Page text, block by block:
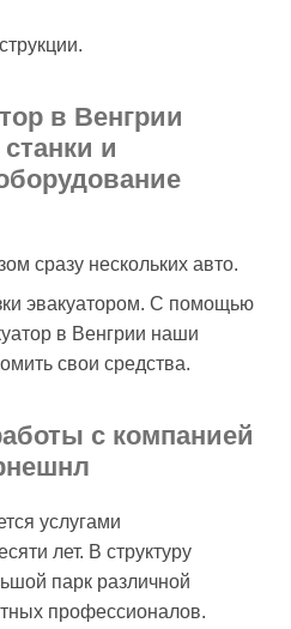
в Венгрии
и
сразу нескольких авто.
эвакуатором. С помощью
в Венгрии наши
свои средства.
с компанией
услугами
лет. В структуру
парк различной
профессионалов.